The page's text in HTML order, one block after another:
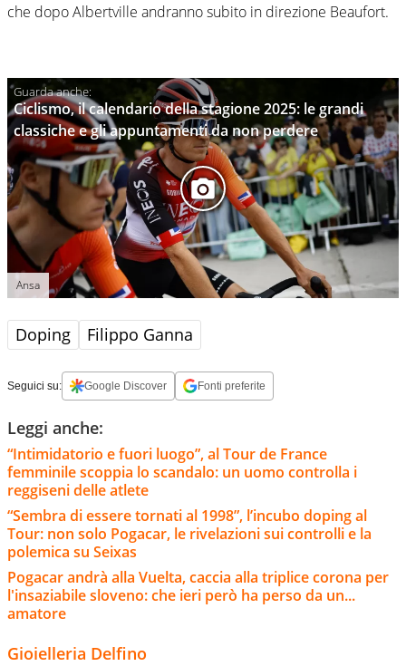
che dopo Albertville andranno subito in direzione Beaufort.
Ciclismo, il calendario della stagione 2025: le grandi
classiche e gli appuntamenti da non perdere
Ansa
Doping Filippo Ganna
Seguici su: Google Discover Fonti preferite
Leggi anche:
“Intimidatorio e fuori luogo”, al Tour de France
femminile scoppia lo scandalo: un uomo controlla i
reggiseni delle atlete
“Sembra di essere tornati al 1998”, l’incubo doping al
Tour: non solo Pogacar, le rivelazioni sui controlli e la
polemica su Seixas
Pogacar andrà alla Vuelta, caccia alla triplice corona per
l'insaziabile sloveno: che ieri però ha perso da un...
amatore
Gioielleria Delfino